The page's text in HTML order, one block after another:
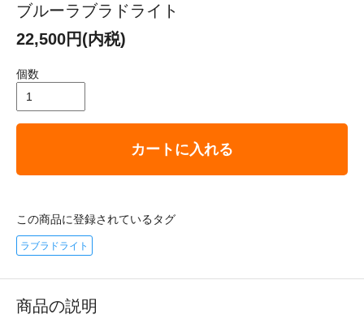
ブルーラブラドライト
22,500円(内税)
個数
カートに入れる
この商品に登録されているタグ
ラブラドライト
商品の説明